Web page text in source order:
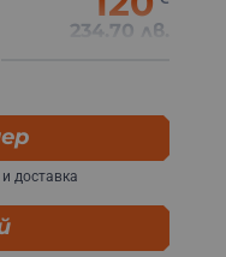
234.70 лв.
240€
469.40 лв.
доставка